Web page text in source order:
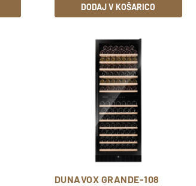
DODAJ V KOŠARICO
DUNAVOX GRANDE-108